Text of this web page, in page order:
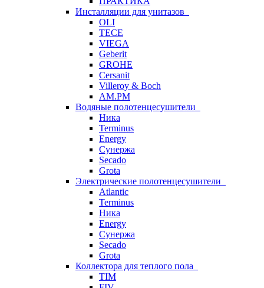
Инсталляции для унитазов
OLI
TECE
VIEGA
Geberit
GROHE
Cersanit
Villeroy & Boch
AM.PM
Водяные полотенцесушители
Ника
Terminus
Energy
Сунержа
Secado
Grota
Электрические полотенцесушители
Atlantic
Terminus
Ника
Energy
Сунержа
Secado
Grota
Коллектора для теплого пола
TIM